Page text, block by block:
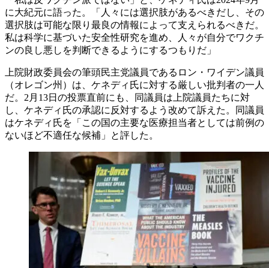
に大紀元に語った。「人々には選択肢があるべきだし、その
選択肢は可能な限り最良の情報によって支えられるべきだ。
私は科学に基づいた安全性研究を進め、人々が自分でワクチ
ンの良し悪しを判断できるようにするつもりだ」
上院財政委員会の筆頭民主党議員であるロン・ワイデン議員
（オレゴン州）は、ケネディ氏に対する厳しい批判者の一人
だ。2月13日の投票直前にも、同議員は上院議員たちに対
し、ケネディ氏の承認に反対するよう改めて訴えた。同議員
はケネディ氏を「この国の主要な医療担当者としては前例の
ないほど不適任な候補」と評した。